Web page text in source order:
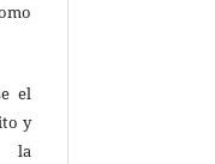
el
y
la